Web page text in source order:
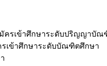
ครเข้าศึกษาระดับปริญญาบัณ
รเข้าศึกษาระดับบัณฑิตศึกษา